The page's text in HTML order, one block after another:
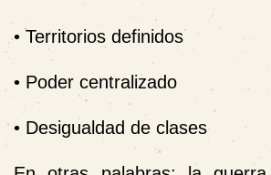
• Territorios definidos
• Poder centralizado
• Desigualdad de clases